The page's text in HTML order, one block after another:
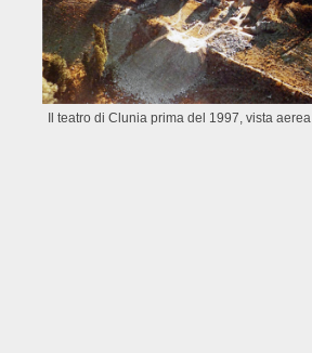
Il teatro di Clunia prima del 1997, vista aerea